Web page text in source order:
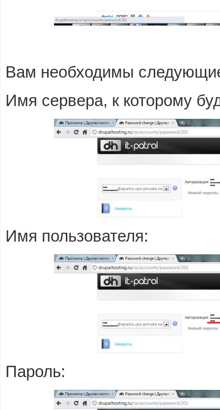
Вам необходимы
Имя сервера, к которому
Имя пользователя:
Пароль: